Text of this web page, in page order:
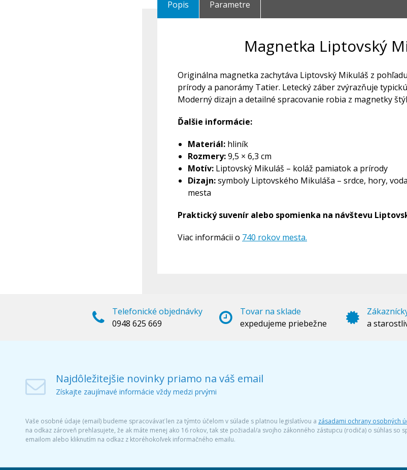
Popis Parametre
Magnetka Liptovský
Originálna magnetka zachytáva Liptovský Mikuláš z
prírody a panorámy Tatier. Letecký záber zvýrazňuje
Moderný dizajn a detailné spracovanie robia z magnetky
Ďalšie informácie:
Materiál: hliník
Rozmery:9,5 × 6,3 cm
Motív: Liptovský Mikuláš – koláž pamiatok a prírody
Dizajn:symboly Liptovského Mikuláša – srdce, hory,
mesta
Praktický suvenír alebo spomienka na návštevu
Viac informácii o 740 rokov mesta.
Telefonické objednávky
0948 625 669
Tovar na sklade
expedujeme priebežne
a
Najdôležitejšie novinky priamo na váš email
Získajte zaujímavé informácie vždy medzi prvými
Vaše osobné údaje (email) budeme spracovávať len za týmto účelom v súlade s platnou legislatívou a zásadami ochrany osobných
na odkaz zároveň prehlasujete, že ak máte menej ako 16 rokov, tak ste požiadal/a svojho zákonného zástupcu (rodiča) o súhlas
emailom alebo kliknutím na odkaz z ktoréhokoľvek informačného emailu.